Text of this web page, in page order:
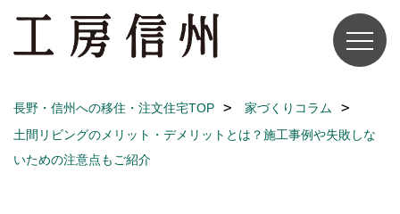
長野・信州への移住・注文住宅TOP
家づくりコラム
土間リビングのメリット・デメリットとは？施工事例や失敗しな
いための注意点もご紹介